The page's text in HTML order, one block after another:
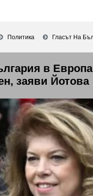
Политика Гласът На
в
заяви Йотова